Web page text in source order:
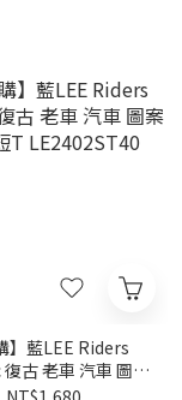
】藍LEE Riders
古 老車 汽車 圖案
T LE2402ST40